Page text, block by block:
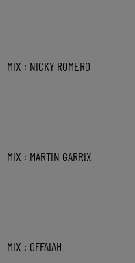
MIX : NICKY ROMERO
MIX : MARTIN GARRIX
MIX : OFFAIAH